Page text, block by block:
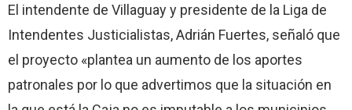
El intendente de Villaguay y presidente de la Liga de
Intendentes Justicialistas, Adrián Fuertes, señaló que
el proyecto «plantea un aumento de los aportes
patronales por lo que advertimos que la situación en